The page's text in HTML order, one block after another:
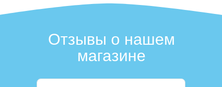
Отзывы о нашем
магазине